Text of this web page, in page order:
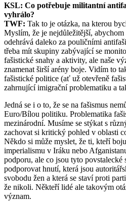
KSL: Co potřebuje militantní
vyhrálo?
TWF: Tak to je otázka, na kterou
Myslím, že je nejdůležitější,
odehrává daleko za pouličními
třeba mít skupiny zabývající se
fašistické snahy a aktivity, ale naše
znamenat širší arény boje. Vidím to
fašistické politice (ať už otevřeně
zahrnující imigrační problematiku a
Jedná se i o to, že se na fašismus
Euro/Bílou politiku. Problematika
mezinárodní. Musíme se stýkat s
zachovat si kritický pohled v oblasti
Někdo si může myslet, že ti, kteří
imperialismu v Iráku nebo
podporu, ale co jsou tyto povstalecké
podporovat hnutí, která jsou
svobodu žen a která se staví proti
že nikoli. Někteří lidé ale takovým
význam.